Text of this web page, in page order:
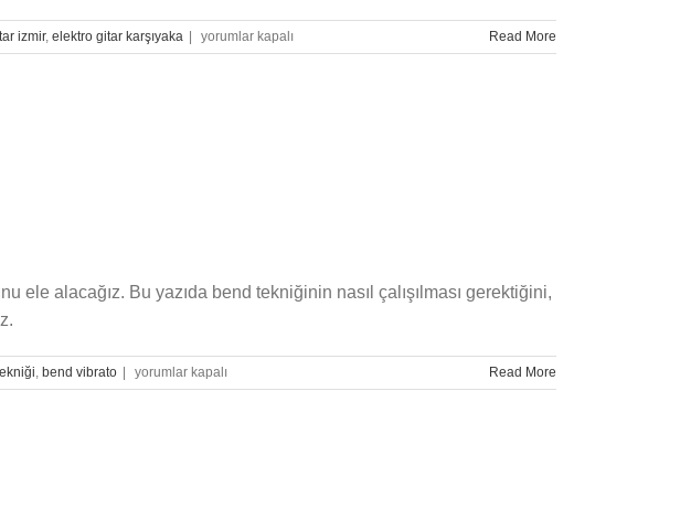
izmir, elektro gitar karşıyaka
Gitarda
Tel
yorumlar kapalı Read More
alacağız. Bu yazıda bend tekniğinin nasıl çalışılması gerektiğini,
, bend vibrato
Gitarda
Bend
yorumlar kapalı Read More